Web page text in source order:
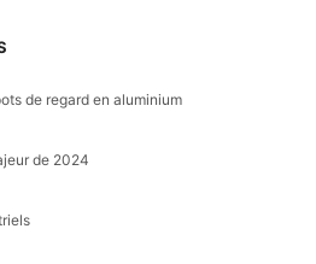
de regard en aluminium
de 2024